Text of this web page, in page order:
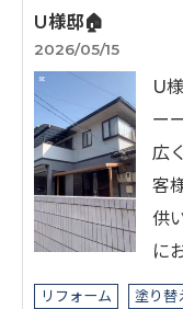
U様邸🏠
2026/05/15
U
ー
広
客
供
に
リフォーム 塗り替